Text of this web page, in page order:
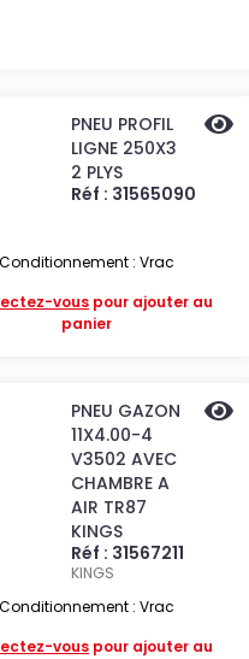
PNEU PROFIL
LIGNE 250X3
2 PLYS
Réf : 31565090
: Vrac
vous pour ajouter au
panier
PNEU GAZON
11X4.00-4
V3502 AVEC
CHAMBRE A
AIR TR87
KINGS
Réf : 31567211
KINGS
: Vrac
vous pour ajouter au